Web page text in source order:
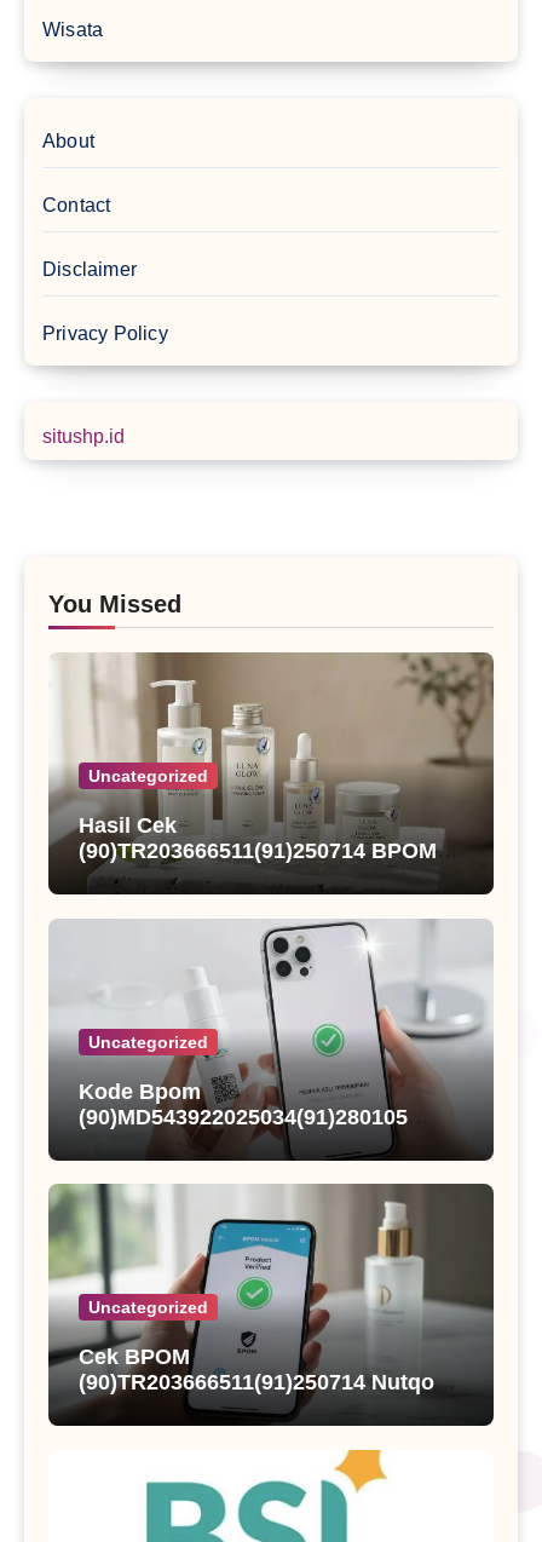
Wisata
About
Contact
Disclaimer
Privacy Policy
situshp.id
You Missed
Uncategorized
Hasil Cek
(90)TR203666511(91)250714 BPOM
dan Status Registrasi Nutqoh
Holanda Propolis
Uncategorized
Kode Bpom
(90)MD543922025034(91)280105
Kings Fisher Sarden Dalam Saus
Tomat
Uncategorized
Cek BPOM
(90)TR203666511(91)250714 Nutqoh
Holanda Propolis